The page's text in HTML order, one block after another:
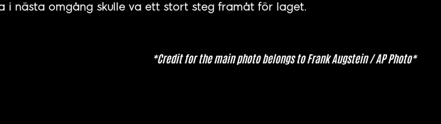
i nästa omgång skulle va ett stort steg framåt för laget.
*Credit for the main photo belongs toFrank Augstein/ AP Photo*